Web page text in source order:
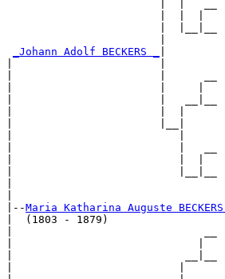
_Johann Adolf BECKERS _
|--Maria Katharina Auguste BECKERS
|  (1803 - 1879)